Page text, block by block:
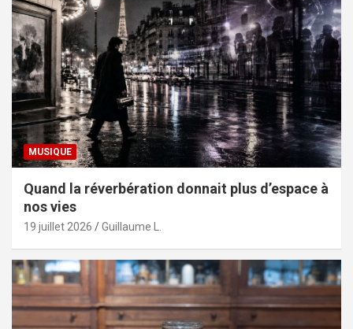
MUSIQUE
Quand la réverbération donnait plus d’espace à
nos vies
19 juillet 2026 Guillaume L.